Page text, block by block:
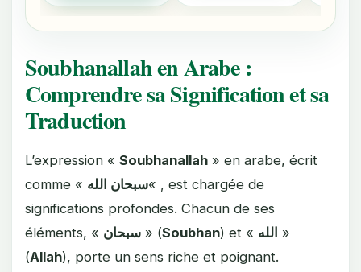
Soubhanallah en Arabe :
Comprendre sa Signification et sa
Traduction
L’expression « Soubhanallah » en arabe, écrit
comme « سبحان الله« , est chargée de
significations profondes. Chacun de ses
éléments, « سبحان » (Soubhan) et « الله »
(Allah), porte un sens riche et poignant.